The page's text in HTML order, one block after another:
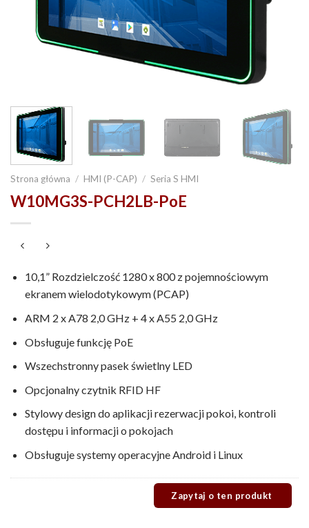
Strona główna / HMI (P-CAP) / Seria S HMI
W10MG3S-PCH2LB-PoE
10,1” Rozdzielczość 1280 x 800 z pojemnościowym
ekranem wielodotykowym (PCAP)
ARM 2 x A78 2,0 GHz + 4 x A55 2,0 GHz
Obsługuje funkcję PoE
Wszechstronny pasek świetlny LED
Opcjonalny czytnik RFID HF
Stylowy design do aplikacji rezerwacji pokoi, kontroli
dostępu i informacji o pokojach
Obsługuje systemy operacyjne Android i Linux